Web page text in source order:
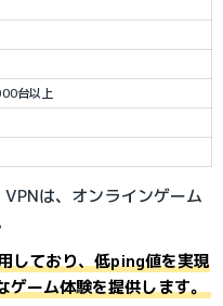
台以上
は、オンラインゲーム
しており、低ping値を実現
ゲーム体験を提供します。